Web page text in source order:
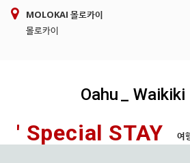
MOLOKAI 몰로카이
몰로카이
Oahu_ Waikiki
' Special STAY 여